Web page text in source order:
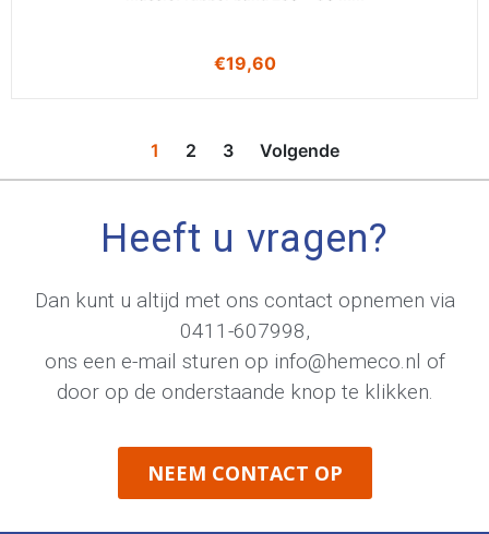
€19,60
1 2 3 Volgende
Heeft u vragen?
Dan kunt u altijd met ons contact opnemen via
0411-607998,
ons een e-mail sturen op info@hemeco.nl of
door op de onderstaande knop te klikken.
NEEM CONTACT OP